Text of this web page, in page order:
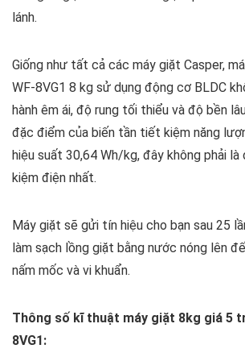
lánh.
Giống như tất cả các máy giặt Casper,
WF-8VG1 8 kg sử dụng động cơ BLDC
hành êm ái, độ rung tối thiểu và độ bền
đặc điểm của biến tần tiết kiệm năng
hiệu suất 30,64 Wh/kg, đây không phải
kiệm điện nhất.
Máy giặt sẽ gửi tín hiệu cho bạn sau 25
làm sạch lồng giặt bằng nước nóng lên
nấm mốc và vi khuẩn.
Thông số kĩ thuật máy giặt 8kg giá 5
8VG1: